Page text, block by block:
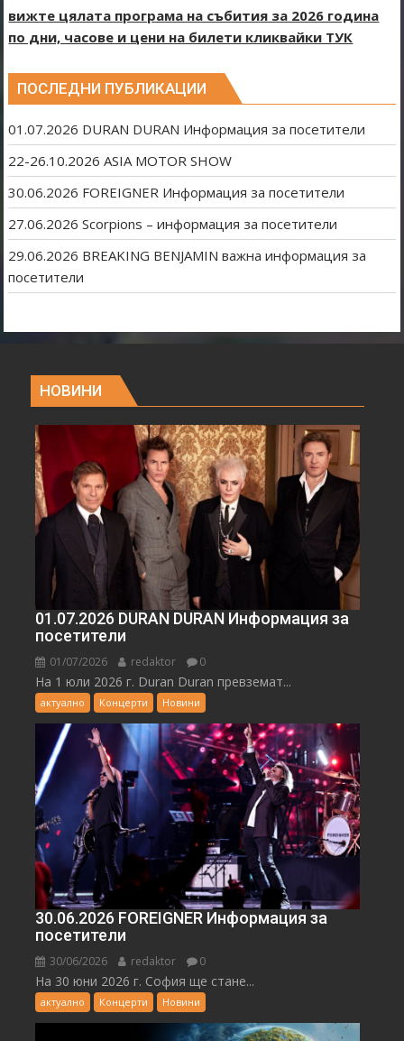
вижте цялата програма на събития за 2026 година
по дни, часове и цени на билети кликвайки ТУК
ПОСЛЕДНИ ПУБЛИКАЦИИ
01.07.2026 DURAN DURAN Информация за посетители
22-26.10.2026 ASIA MOTOR SHOW
30.06.2026 FOREIGNER Информация за посетители
27.06.2026 Scorpions – информация за посетители
29.06.2026 BREAKING BENJAMIN важна информация за
посетители
НОВИНИ
01.07.2026 DURAN DURAN Информация за
посетители
01/07/2026 redaktor 0
На 1 юли 2026 г. Duran Duran превземат...
актуално Концерти Новини
30.06.2026 FOREIGNER Информация за
посетители
30/06/2026 redaktor 0
На 30 юни 2026 г. София ще стане...
актуално Концерти Новини